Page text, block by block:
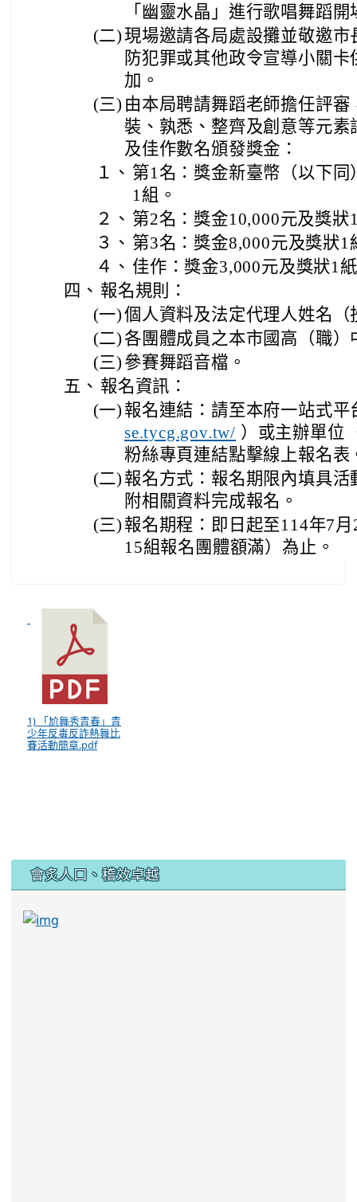
「幽靈水晶」進行歌唱舞蹈
(二)現場邀請各局處設攤並敬邀
防犯罪或其他政令宣導小關
加。
(三) 由本局聘請舞蹈老師擔任評
裝、孰悉、整齊及創意等元
及佳作數名頒發獎金：
１、 第1名：獎金新臺幣（以下
1組。
２、 第2名：獎金10,000元及獎狀
３、 第3名：獎金8,000元及獎狀1
４、 佳作：獎金3,000元及獎狀1
四、 報名規則：
(一)個人資料及法定代理人姓名（
(二)各團體成員之本市國高（職
(三) 參賽舞蹈音檔。
五、 報名資訊：
(一) 報名連結：請至本府一站式
se.tycg.gov.tw/ ）或主辦單位
粉絲專頁連結點擊線上報名表
(二) 報名方式：報名期限內填具
附相關資料完成報名。
(三) 報名期程：即日起至114年7
15組報名團體額滿）為止。
1) 「尬舞秀青春」青
少年反毒反詐熱舞比
賽活動簡章.pdf
會炙人口、稽效卓越